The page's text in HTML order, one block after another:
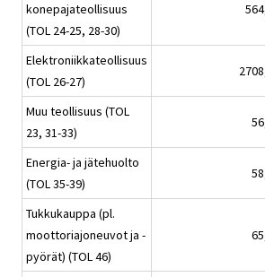
konepajateollisuus
(TOL 24-25, 28-30)
Elektroniikkateollisuus
(TOL 26-27)
Muu teollisuus (TOL
23, 31-33)
Energia- ja jätehuolto
(TOL 35-39)
Tukkukauppa (pl.
moottoriajoneuvot ja -
pyörät) (TOL 46)